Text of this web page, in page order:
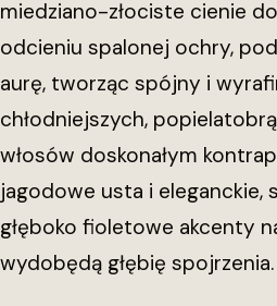
miedziano-złociste cienie
odcieniu spalonej ochry,
aurę, tworząc spójny i
chłodniejszych,
włosów doskonałym
jagodowe usta i eleganckie,
głęboko fioletowe akcenty
wydobędą głębię spojrzenia.